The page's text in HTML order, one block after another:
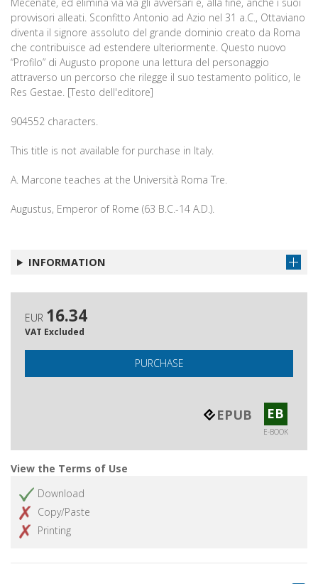
provvisori alleati. Sconfitto Antonio ad Azio nel 31 a.C., Ottaviano
diventa il signore assoluto del grande dominio creato da Roma
che contribuisce ad estendere ulteriormente. Questo nuovo
“Profilo” di Augusto propone una lettura del personaggio
attraverso un percorso che rilegge il suo testamento politico, le
Res Gestae. [Testo dell'editore]
904552 characters.
This title is not available for purchase in Italy.
A. Marcone teaches at the Università Roma Tre.
Augustus, Emperor of Rome (63 B.C.-14 A.D.).
INFORMATION
EUR 16.34
VAT Excluded
PURCHASE
EPUB EB
E-BOOK
View the Terms of Use
Download
Copy/Paste
Printing